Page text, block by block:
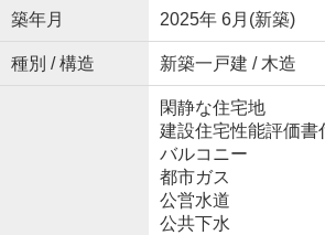
築年月 2025年 6月(新築)
種別 / 構造 新築一戸建 / 木造
閑静な住宅地
建設住宅性能評価書
バルコニー
都市ガス
公営水道
公共下水